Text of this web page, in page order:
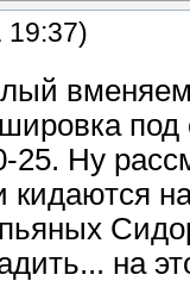
19:37)
25. Ну
на